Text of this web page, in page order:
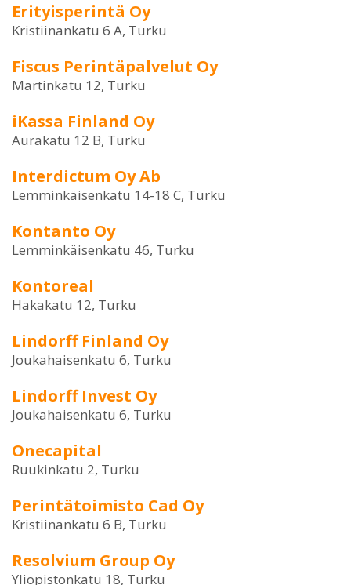
Erityisperintä Oy
Kristiinankatu 6 A, Turku
Fiscus Perintäpalvelut Oy
Martinkatu 12, Turku
iKassa Finland Oy
Aurakatu 12 B, Turku
Interdictum Oy Ab
Lemminkäisenkatu 14-18 C, Turku
Kontanto Oy
Lemminkäisenkatu 46, Turku
Kontoreal
Hakakatu 12, Turku
Lindorff Finland Oy
Joukahaisenkatu 6, Turku
Lindorff Invest Oy
Joukahaisenkatu 6, Turku
Onecapital
Ruukinkatu 2, Turku
Perintätoimisto Cad Oy
Kristiinankatu 6 B, Turku
Resolvium Group Oy
Yliopistonkatu 18, Turku